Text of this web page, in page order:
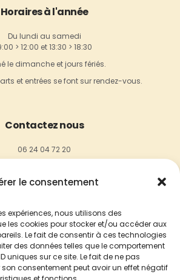
le consentement
expériences, nous utilisons des
les cookies pour stocker et/ou accéder aux
Le fait de consentir à ces technologies
des données telles que le comportement
uniques sur ce site. Le fait de ne pas
son consentement peut avoir un effet négatif
Horaires à l'année
Du lundi au samedi
> 12:00 et 13:30 > 18:30
le dimanche et jours fériés.
et entrées se font sur rendez-vous.
Contactez nous
06 24 04 72 20
18, rue de Maigremont,
Instagram
NOUS SUR INSTAGRAM